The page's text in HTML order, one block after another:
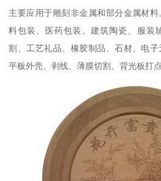
主要应用于雕刻非金属和部分金属材
料包装、医药包装、建筑陶瓷、服装
割、工艺礼品、橡胶制品、石材、电
平板外壳、剥线、薄膜切割、背光板打